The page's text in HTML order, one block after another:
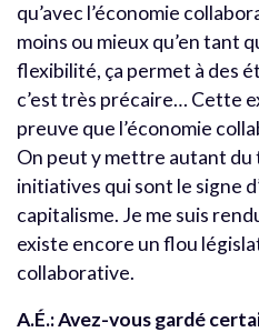
qu’avec l’économie
moins ou mieux qu’en tant
flexibilité, ça permet à des
c’est très précaire… Cette
preuve que l’économie
On peut y mettre autant du
initiatives qui sont le signe
capitalisme. Je me suis
existe encore un flou
collaborative.
A.É.: Avez-vous gardé